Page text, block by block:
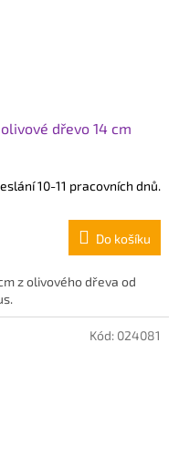
dřevo 14 cm
10-11 pracovních dnů.
Do košíku
z olivového dřeva od
Kód: 024081